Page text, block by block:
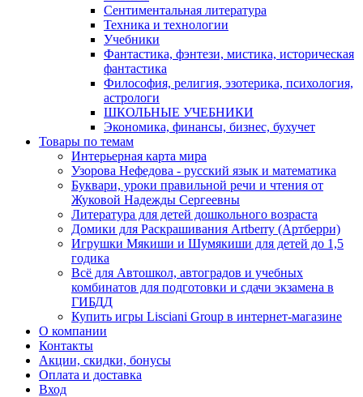
Сентиментальная литература
Техника и технологии
Учебники
Фантастика, фэнтези, мистика, историческая
фантастика
Философия, религия, эзотерика, психология,
астрологи
ШКОЛЬНЫЕ УЧЕБНИКИ
Экономика, финансы, бизнес, бухучет
Товары по темам
Интерьерная карта мира
Узорова Нефедова - русский язык и математика
Буквари, уроки правильной речи и чтения от
Жуковой Надежды Сергеевны
Литература для детей дошкольного возраста
Домики для Раскрашивания Artberry (Артберри)
Игрушки Мякиши и Шумякиши для детей до 1,5
годика
Всё для Автошкол, автоградов и учебных
комбинатов для подготовки и сдачи экзамена в
ГИБДД
Купить игры Lisciani Group в интернет-магазине
О компании
Контакты
Акции, скидки, бонусы
Оплата и доставка
Вход